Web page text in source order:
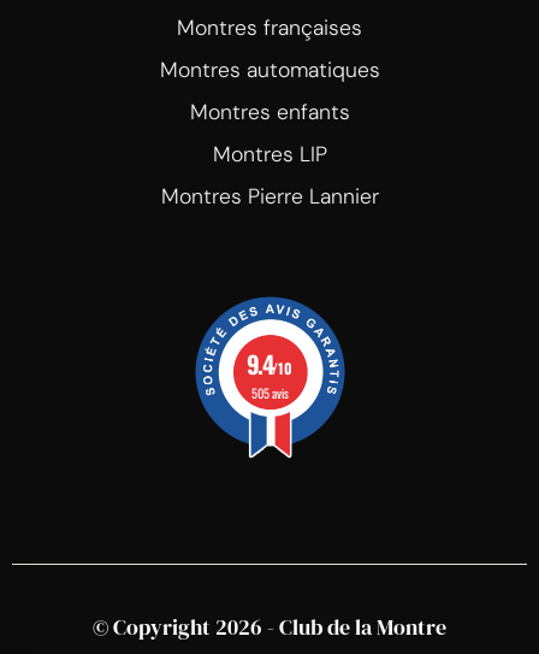
Montres françaises
Montres automatiques
Montres enfants
Montres LIP
Montres Pierre Lannier
9.4/10
505 avis
© Copyright 2026 - Club de la Montre